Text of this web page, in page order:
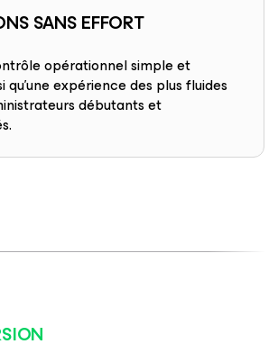
SANS EFFORT
opérationnel simple et
expérience des plus fluides
débutants et